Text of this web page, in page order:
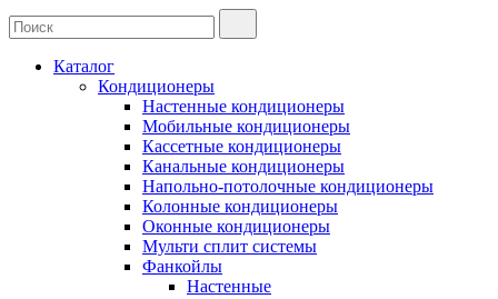
Каталог
Кондиционеры
Настенные кондиционеры
Мобильные кондиционеры
Кассетные кондиционеры
Канальные кондиционеры
Напольно-потолочные кондиционеры
Колонные кондиционеры
Оконные кондиционеры
Мульти сплит системы
Фанкойлы
Настенные